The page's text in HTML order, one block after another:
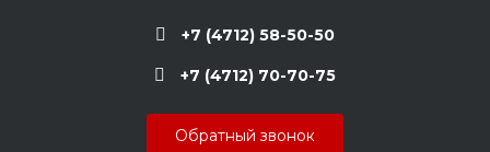
+7 (4712) 58-50-50
+7 (4712) 70-70-75
Обратный звонок